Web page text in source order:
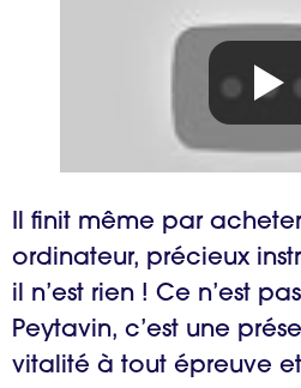
Il finit même par
ordinateur, précieux
il n’est rien ! Ce n’est
Peytavin, c’est une
vitalité à tout épreuve